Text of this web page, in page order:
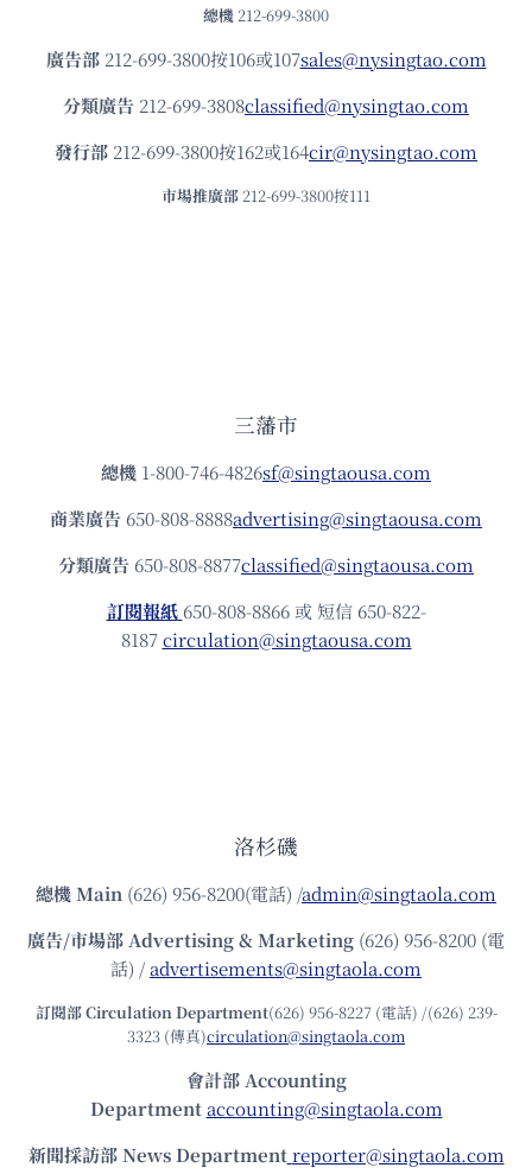
總機 212-699-3800
廣告部212-699-3800按106或107sales@nysingtao.com
分類廣告 212-699-3808classified@nysingtao.com
發⾏部 212-699-3800按162或164cir@nysingtao.com
市場推廣部 212-699-3800按111
三藩市
總機 1-800-746-4826sf@singtaousa.com
商業廣告 650-808-8888advertising@singtaousa.com
分類廣告 650-808-8877classified@singtaousa.com
訂閱報紙 650-808-8866 或 短信 650-822-
8187circulation@singtaousa.com
洛杉磯
總機Main (626) 956-8200(電話) /admin@singtaola.com
廣告/市場部Advertising & Marketing (626) 956-8200 (電
話) /advertisements@singtaola.com
訂閱部 Circulation Department(626) 956-8227 (電話) /(626) 239-
3323 (傳真)circulation@singtaola.com
會計部 Accounting
Department accounting@singtaola.com
新聞採訪部 News Department reporter@singtaola.com